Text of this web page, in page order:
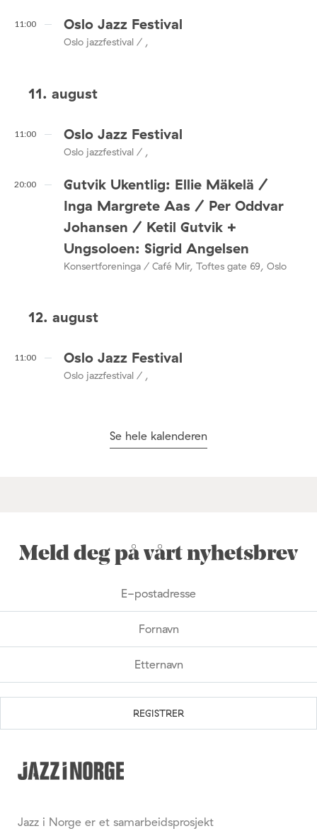
11:00 Oslo Jazz Festival
Oslo jazzfestival / ,
11. august
11:00 Oslo Jazz Festival
Oslo jazzfestival / ,
20:00
Gutvik Ukentlig: Ellie Mäkelä /
Inga Margrete Aas / Per Oddvar
Johansen / Ketil Gutvik +
Ungsoloen: Sigrid Angelsen
Konsertforeninga / Café Mir, Toftes gate 69, Oslo
12. august
11:00 Oslo Jazz Festival
Oslo jazzfestival / ,
Se hele kalenderen
Meld deg på vårt nyhetsbrev
Jazz i Norge er et samarbeidsprosjekt